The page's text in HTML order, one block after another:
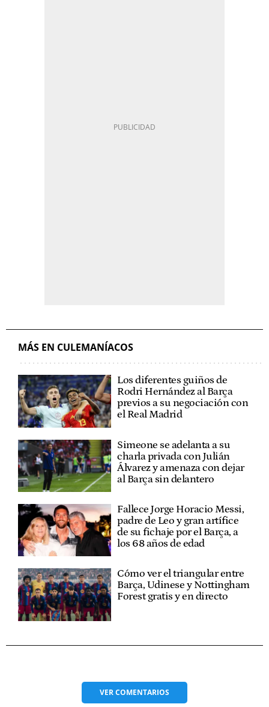
MÁS EN CULEMANÍACOS
Los diferentes guiños de
Rodri Hernández al Barça
previos a su negociación con
el Real Madrid
Simeone se adelanta a su
charla privada con Julián
Álvarez y amenaza con dejar
al Barça sin delantero
Fallece Jorge Horacio Messi,
padre de Leo y gran artífice
de su fichaje por el Barça, a
los 68 años de edad
Cómo ver el triangular entre
Barça, Udinese y Nottingham
Forest gratis y en directo
VERCOMENTARIOS